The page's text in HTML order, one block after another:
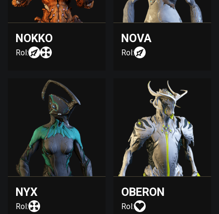
NOKKO
Rol:
NOVA
Rol:
NYX
Rol:
OBERON
Rol: